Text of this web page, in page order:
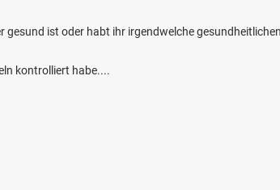
ist oder habt ihr irgendwelche
kontrolliert habe....